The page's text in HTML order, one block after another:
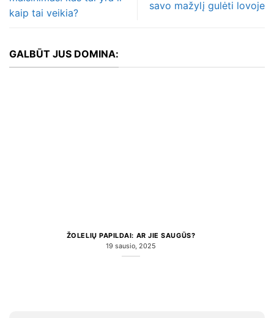
kaip tai veikia?
savo mažylį gulėti lovoje
GALBŪT JUS DOMINA:
ŽOLELIŲ PAPILDAI: AR JIE SAUGŪS?
19 sausio, 2025